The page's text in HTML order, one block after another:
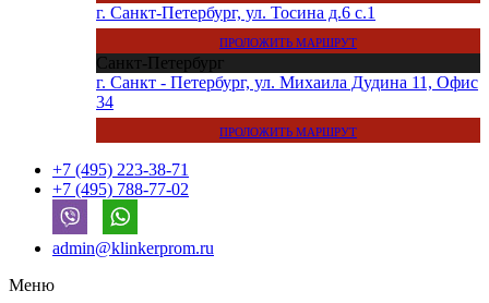
г. Санкт-Петербург, ул. Тосина д.6 с.1
ПРОЛОЖИТЬ МАРШРУТ
Санкт-Петербург
г. Санкт - Петербург, ул. Михаила Дудина 11, Офис
34
ПРОЛОЖИТЬ МАРШРУТ
+7 (495) 223-38-71
+7 (495) 788-77-02
admin@klinkerprom.ru
Меню